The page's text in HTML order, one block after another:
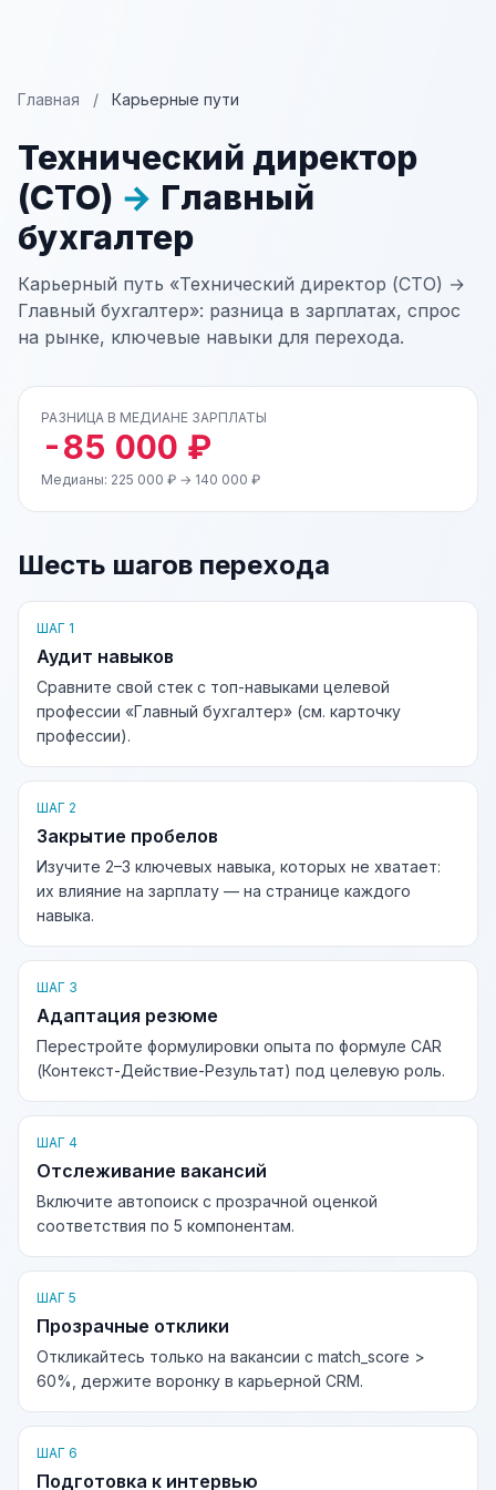
Главная / Карьерные пути
Технический директор
(CTO) → Главный
бухгалтер
Карьерный путь «Технический директор (CTO) →
Главный бухгалтер»: разница в зарплатах, спрос
на рынке, ключевые навыки для перехода.
РАЗНИЦА В МЕДИАНЕ ЗАРПЛАТЫ
-85 000 ₽
Медианы: 225 000 ₽ → 140 000 ₽
Шесть шагов перехода
ШАГ 1
Аудит навыков
Сравните свой стек с топ-навыками целевой
профессии «Главный бухгалтер» (см. карточку
профессии).
ШАГ 2
Закрытие пробелов
Изучите 2–3 ключевых навыка, которых не хватает:
их влияние на зарплату — на странице каждого
навыка.
ШАГ 3
Адаптация резюме
Перестройте формулировки опыта по формуле CAR
(Контекст-Действие-Результат) под целевую роль.
ШАГ 4
Отслеживание вакансий
Включите автопоиск с прозрачной оценкой
соответствия по 5 компонентам.
ШАГ 5
Прозрачные отклики
Откликайтесь только на вакансии с match_score >
60%, держите воронку в карьерной CRM.
ШАГ 6
Подготовка к интервью